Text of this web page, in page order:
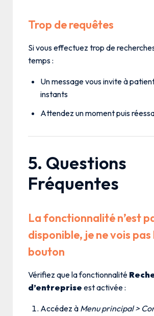
Trop de requêtes
Si vous effectuez trop de
temps :
Un message vous invite à
instants
Attendez un moment puis
5. Questions
Fréquentes
La fonctionnalité n’est
disponible, je ne vois pas
bouton
Vérifiez que la fonctionnalité
d’entreprise est activée :
Accédez à Menu principal >